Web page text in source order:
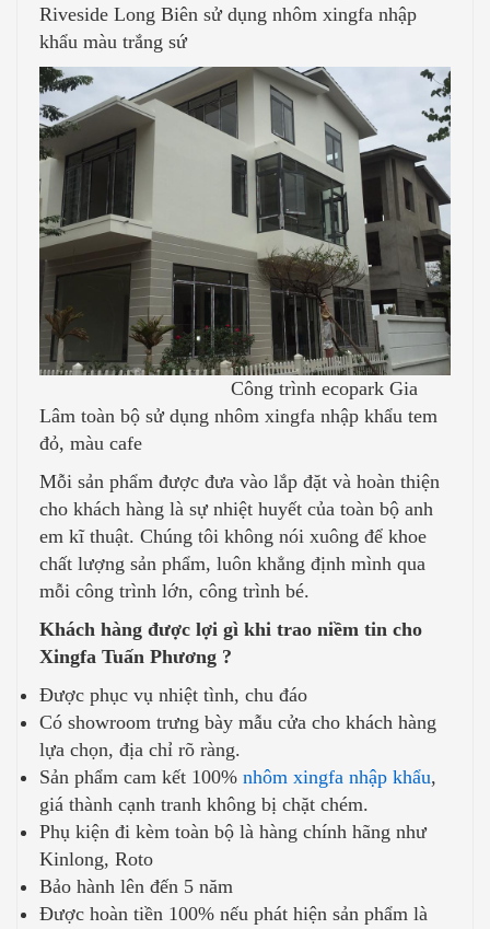
Riveside Long Biên sử dụng nhôm xingfa nhập
khẩu màu trắng sứ
Công trình ecopark Gia
Lâm toàn bộ sử dụng nhôm xingfa nhập khẩu tem
đỏ, màu cafe
Mỗi sản phẩm được đưa vào lắp đặt và hoàn thiện
cho khách hàng là sự nhiệt huyết của toàn bộ anh
em kĩ thuật. Chúng tôi không nói xuông để khoe
chất lượng sản phẩm, luôn khẳng định mình qua
mỗi công trình lớn, công trình bé.
Khách hàng được lợi gì khi trao niềm tin cho
Xingfa Tuấn Phương ?
Được phục vụ nhiệt tình, chu đáo
Có showroom trưng bày mẫu cửa cho khách hàng
lựa chọn, địa chỉ rõ ràng.
Sản phẩm cam kết 100% nhôm xingfa nhập khẩu,
giá thành cạnh tranh không bị chặt chém.
Phụ kiện đi kèm toàn bộ là hàng chính hãng như
Kinlong, Roto
Bảo hành lên đến 5 năm
Được hoàn tiền 100% nếu phát hiện sản phẩm là